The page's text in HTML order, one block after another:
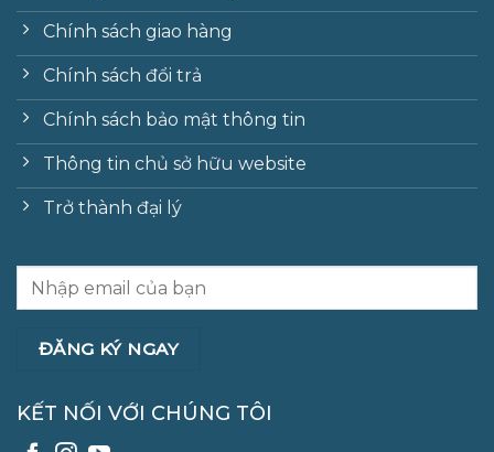
Chính sách giao hàng
Chính sách đổi trả
Chính sách bảo mật thông tin
Thông tin chủ sở hữu website
Trở thành đại lý
KẾT NỐI VỚI CHÚNG TÔI